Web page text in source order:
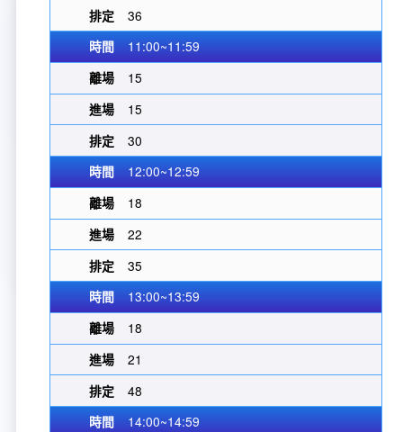
36
11:00~11:59
15
15
30
12:00~12:59
18
22
35
13:00~13:59
18
21
48
14:00~14:59